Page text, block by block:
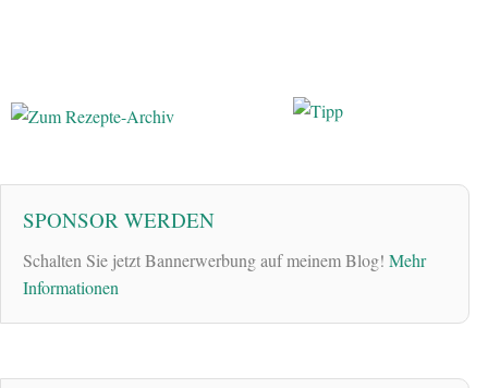
SPONSOR WERDEN
Schalten Sie jetzt Bannerwerbung auf meinem Blog! Mehr
Informationen